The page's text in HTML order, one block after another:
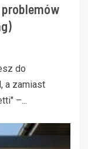
do
a zamiast
–...